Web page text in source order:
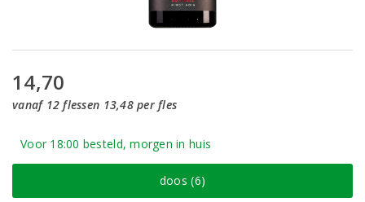
14,70
vanaf 12 flessen 13,48 per fles
Voor 18:00 besteld, morgen in huis
doos (6)